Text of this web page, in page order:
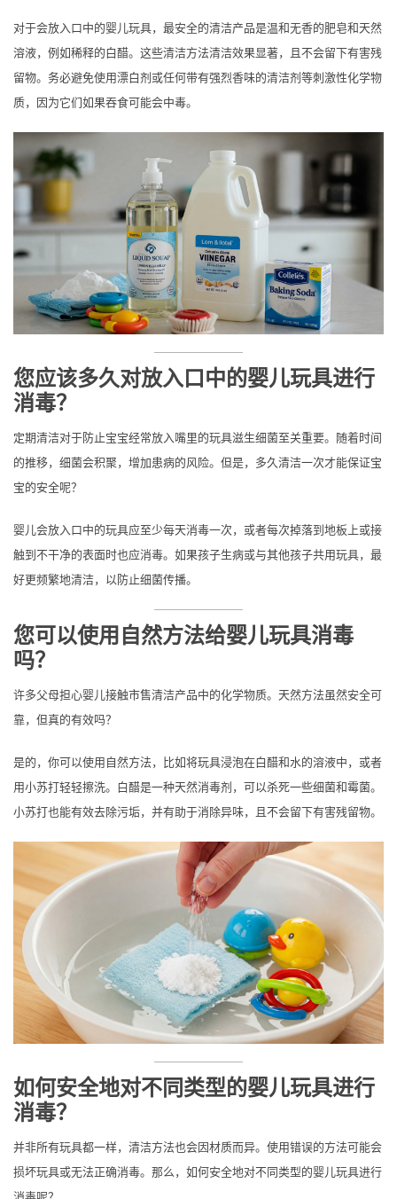
对于会放入口中的婴儿玩具，最安全的清洁产品是温和无香的肥皂和天然
溶液，例如稀释的白醋。这些清洁方法清洁效果显著，且不会留下有害残
留物。务必避免使用漂白剂或任何带有强烈香味的清洁剂等刺激性化学物
质，因为它们如果吞食可能会中毒。
您应该多久对放入口中的婴儿玩具进行
消毒？
定期清洁对于防止宝宝经常放入嘴里的玩具滋生细菌至关重要。随着时间
的推移，细菌会积聚，增加患病的风险。但是，多久清洁一次才能保证宝
宝的安全呢？
婴儿会放入口中的玩具应至少每天消毒一次，或者每次掉落到地板上或接
触到不干净的表面时也应消毒。如果孩子生病或与其他孩子共用玩具，最
好更频繁地清洁，以防止细菌传播。
您可以使用自然方法给婴儿玩具消毒
吗？
许多父母担心婴儿接触市售清洁产品中的化学物质。天然方法虽然安全可
靠，但真的有效吗？
是的，你可以使用自然方法，比如将玩具浸泡在白醋和水的溶液中，或者
用小苏打轻轻擦洗。白醋是一种天然消毒剂，可以杀死一些细菌和霉菌。
小苏打也能有效去除污垢，并有助于消除异味，且不会留下有害残留物。
如何安全地对不同类型的婴儿玩具进行
消毒？
并非所有玩具都一样，清洁方法也会因材质而异。使用错误的方法可能会
损坏玩具或无法正确消毒。那么，如何安全地对不同类型的婴儿玩具进行